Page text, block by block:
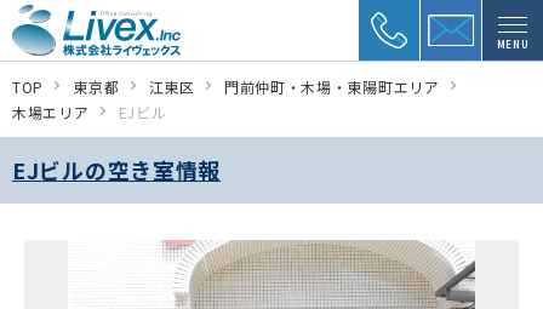
MENU
TOP 東京都 江東区
門前仲町・木場・東陽町エリア
木場エリア
EJビル
EJビルの空き室情報